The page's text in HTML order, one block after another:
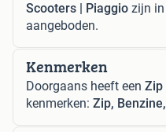
Scooters | Piaggio zijn
aangeboden.
Kenmerken
Doorgaans heeft een Zip
kenmerken: Zip,